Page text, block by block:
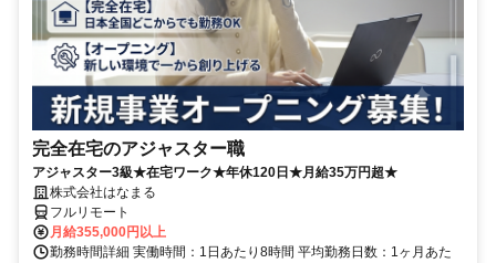
完全在宅のアジャスター職
アジャスター3級★在宅ワーク★年休120日★月給35万円超★
株式会社はなまる
フルリモート
月給355,000円以上
勤務時間詳細 実働時間：1日あたり8時間 平均勤務日数：1ヶ月あた